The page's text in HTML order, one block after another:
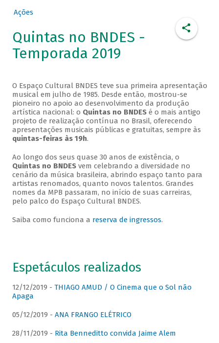
Ações
Quintas no BNDES -
Temporada 2019
O Espaço Cultural BNDES teve sua primeira apresentação
musical em julho de 1985. Desde então, mostrou-se
pioneiro no apoio ao desenvolvimento da produção
artística nacional: o Quintas no BNDESé o mais antigo
projeto de realização contínua no Brasil, oferecendo
apresentações musicais públicas e gratuitas, sempre às
quintas-feiras às 19h.
Ao longo dos seus quase 30 anos de existência, o
Quintas no BNDESvem celebrando a diversidade no
cenário da música brasileira, abrindo espaço tanto para
artistas renomados, quanto novos talentos. Grandes
nomes da MPB passaram, no início de suas carreiras,
pelo palco do Espaço Cultural BNDES.
Saiba como funciona a reserva de ingressos.
Espetáculos realizados
12/12/2019 - THIAGO AMUD / O Cinema que o Sol não
Apaga
05/12/2019 - ANA FRANGO ELÉTRICO
28/11/2019 - Rita Benneditto convida Jaime Alem